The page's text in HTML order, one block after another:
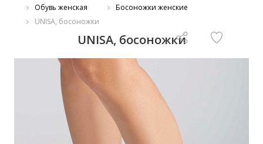
Обувь женская
Босоножки женские
UNISA, босоножки
UNISA, босоножки